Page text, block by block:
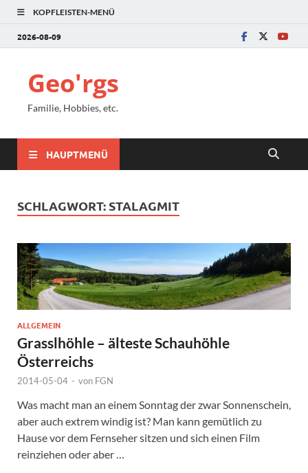
KOPFLEISTEN-MENÜ
2026-08-09
Geo'rgs
Familie, Hobbies, etc.
HAUPTMENÜ
SCHLAGWORT: STALAGMIT
ALLGEMEIN
Grasslhöhle – älteste Schauhöhle
Österreichs
2014-05-04 - von FGN
Was macht man an einem Sonntag der zwar Sonnenschein,
aber auch extrem windig ist? Man kann gemütlich zu
Hause vor dem Fernseher sitzen und sich einen Film
reinziehen oder aber …